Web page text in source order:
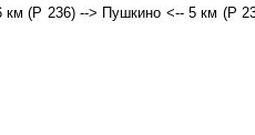
(Р 236) --> Пушкино <-- 5 км (Р